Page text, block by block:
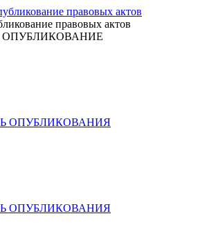
правовых актов
ОПУБЛИКОВАНИЯ
ОПУБЛИКОВАНИЯ